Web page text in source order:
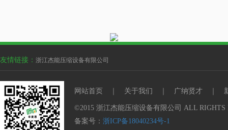
友情链接： 浙江杰能压缩设备有限公司
网站首页 关于我们 广纳贤才
©2015 浙江杰能压缩设备有限公司 ALL RIGHTS
备案号： 浙ICP备18040234号-1